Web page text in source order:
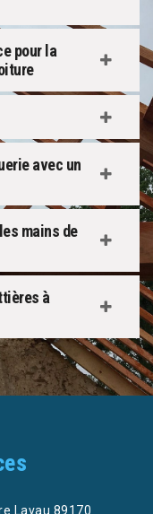
pour la
avec un
mains de
à
Lavau 89170